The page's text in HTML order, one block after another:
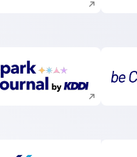
く 新規ウィンドウで開く